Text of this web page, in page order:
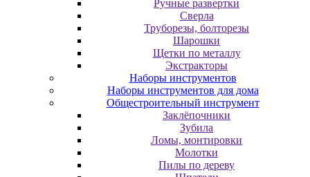
Ручные развертки
Сверла
Труборезы, болторезы
Шарошки
Щетки по металлу
Экcтpaктopы
Наборы инструментов
Наборы инструментов для дома
Общестроительный инструмент
Заклёпочники
Зубила
Ломы, монтировки
Молотки
Пилы по дереву